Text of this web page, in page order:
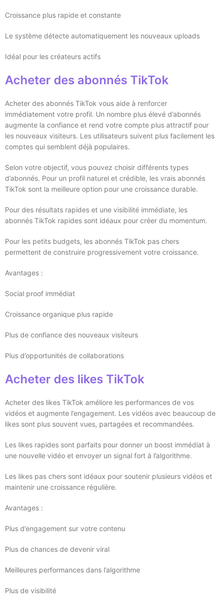
Croissance plus rapide et constante
Le système détecte automatiquement les nouveaux uploads
Idéal pour les créateurs actifs
Acheter des abonnés TikTok
Acheter des abonnés TikTok vous aide à renforcer
immédiatement votre profil. Un nombre plus élevé d’abonnés
augmente la confiance et rend votre compte plus attractif pour
les nouveaux visiteurs. Les utilisateurs suivent plus facilement les
comptes qui semblent déjà populaires.
Selon votre objectif, vous pouvez choisir différents types
d’abonnés. Pour un profil naturel et crédible, les vrais abonnés
TikTok sont la meilleure option pour une croissance durable.
Pour des résultats rapides et une visibilité immédiate, les
abonnés TikTok rapides sont idéaux pour créer du momentum.
Pour les petits budgets, les abonnés TikTok pas chers
permettent de construire progressivement votre croissance.
Avantages :
Social proof immédiat
Croissance organique plus rapide
Plus de confiance des nouveaux visiteurs
Plus d’opportunités de collaborations
Acheter des likes TikTok
Acheter des likes TikTok améliore les performances de vos
vidéos et augmente l’engagement. Les vidéos avec beaucoup de
likes sont plus souvent vues, partagées et recommandées.
Les likes rapides sont parfaits pour donner un boost immédiat à
une nouvelle vidéo et envoyer un signal fort à l’algorithme.
Les likes pas chers sont idéaux pour soutenir plusieurs vidéos et
maintenir une croissance régulière.
Avantages :
Plus d’engagement sur votre contenu
Plus de chances de devenir viral
Meilleures performances dans l’algorithme
Plus de visibilité